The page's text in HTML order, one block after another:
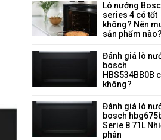
Lò nướng
series 4 có tốt
không? Nên
sản phẩm nào?
Đánh giá lò
bosch
HBS534BB0B
không?
Đánh giá lò
bosch
Serie 8 71L
phân